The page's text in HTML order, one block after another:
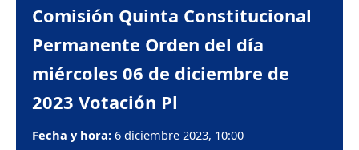
Comisión Quinta Constitucional
Permanente Orden del día
miércoles 06 de diciembre de
2023 Votación Pl
Fecha y hora: 6 diciembre 2023, 10:00